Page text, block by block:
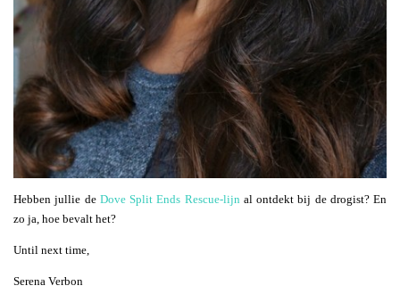
Hebben jullie de Dove Split Ends Rescue-lijn al ontdekt bij de drogist? En
zo ja, hoe bevalt het?
Until next time,
Serena Verbon